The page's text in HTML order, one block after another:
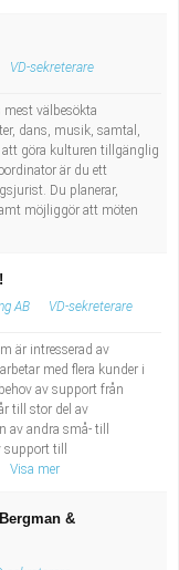
VD-sekreterare
mest välbesökta
dans, musik, samtal,
göra kulturen tillgänglig
är du ett
Du planerar,
möjliggör att möten
AB VD-sekreterare
är intresserad av
med flera kunder i
av support från
till stor del av
av andra små- till
till
Visa mer
&